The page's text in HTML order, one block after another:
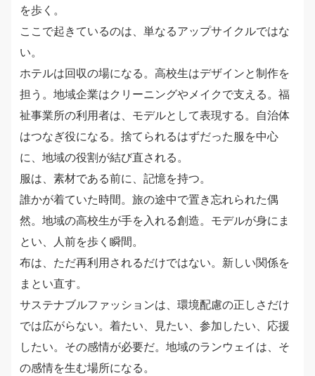
を歩く。
ここで起きているのは、単なるアップサイクルではな
い。
ホテルは回収の場になる。高校生はデザインと制作を
担う。地域企業はクリーニングやメイクで支える。福
祉事業所の利用者は、モデルとして表現する。自治体
はつなぎ役になる。捨てられるはずだった服を中心
に、地域の役割が結び直される。
服は、素材である前に、記憶を持つ。
誰かが着ていた時間。旅の途中で置き忘れられた偶
然。地域の高校生が手を入れる創造。モデルが身にま
とい、人前を歩く瞬間。
布は、ただ再利用されるだけではない。新しい関係を
まとい直す。
サステナブルファッションは、環境配慮の正しさだけ
では広がらない。着たい、見たい、参加したい、応援
したい。その感情が必要だ。地域のランウェイは、そ
の感情を生む場所になる。